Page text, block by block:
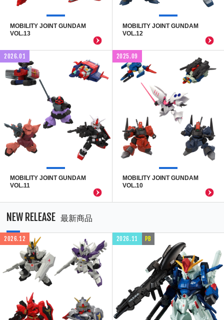
MOBILITY JOINT GUNDAM
VOL.13
MOBILITY JOINT GUNDAM
VOL.12
2026.01
MOBILITY JOINT GUNDAM
VOL.11
2025.09
MOBILITY JOINT GUNDAM
VOL.10
NEW RELEASE 最新商品
2026.12 2026.11 PB